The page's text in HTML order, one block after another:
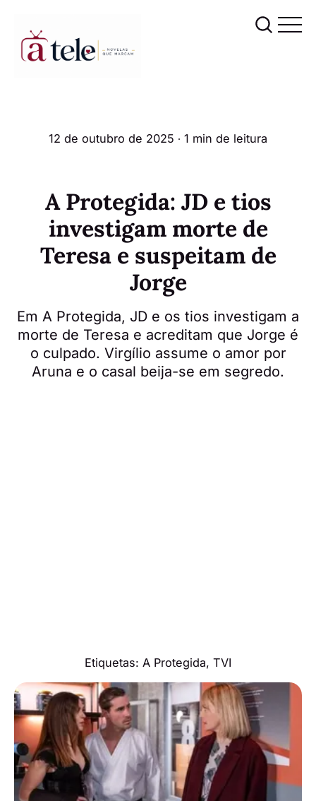
12 de outubro de 2025 ∙ 1 min de leitura
A Protegida: JD e tios
investigam morte de
Teresa e suspeitam de
Jorge
Em A Protegida, JD e os tios investigam a
morte de Teresa e acreditam que Jorge é
o culpado. Virgílio assume o amor por
Aruna e o casal beija-se em segredo.
Etiquetas: A Protegida, TVI